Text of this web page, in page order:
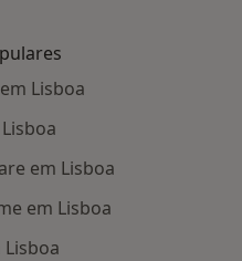
Lisboa
em Lisboa
em Lisboa